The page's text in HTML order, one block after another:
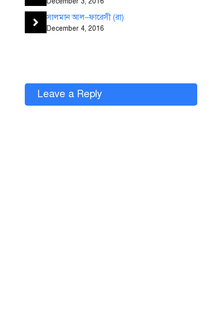
সালমান আল–ফারেসী (রা)
December 4, 2016
Leave a Reply